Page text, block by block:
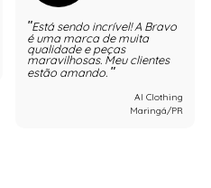
Está sendo incrível! A Bravo
é uma marca de muita
qualidade e peças
maravilhosas. Meu clientes
estão amando.
Al Clothing
Maringá/PR